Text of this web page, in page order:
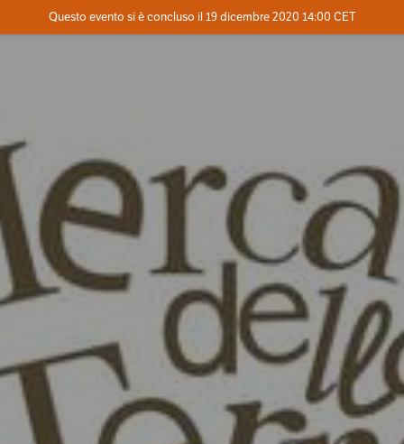
Dove
Questo evento si è concluso il 19 dicembre 2020 14:00 CET